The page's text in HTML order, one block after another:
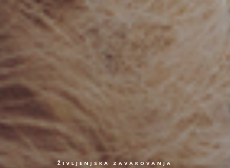
ŽIVLJENJSKA ZAVAROVANJA